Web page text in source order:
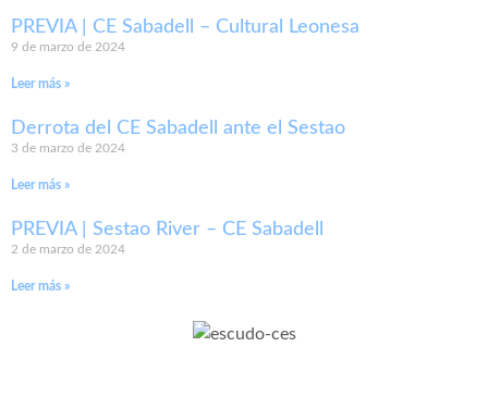
PREVIA | CE Sabadell – Cultural Leonesa
9 de marzo de 2024
Leer más »
Derrota del CE Sabadell ante el Sestao
3 de marzo de 2024
Leer más »
PREVIA | Sestao River – CE Sabadell
2 de marzo de 2024
Leer más »